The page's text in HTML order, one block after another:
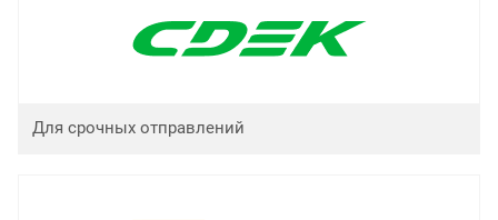
Для срочных отправлений